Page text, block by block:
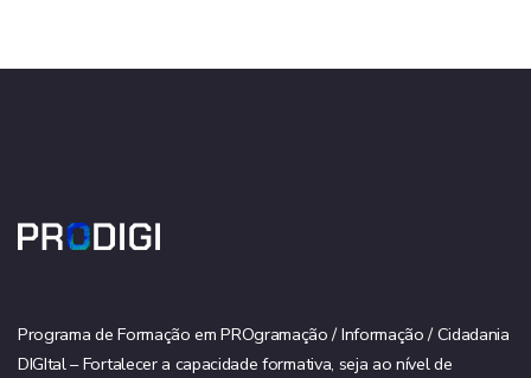
Programa de Formação em PROgramação / Informação / Cidadania
DIGItal – Fortalecer a capacidade formativa, seja ao nível de